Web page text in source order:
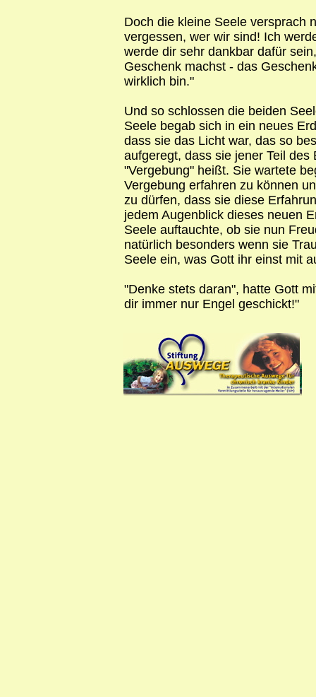
Doch die kleine Seele versprach
vergessen, wer wir sind! Ich
werde dir sehr dankbar dafür
Geschenk machst - das
wirklich bin."
Und so schlossen die beiden
Seele begab sich in ein neues
dass sie das Licht war, das so
aufgeregt, dass sie jener Teil
"Vergebung" heißt. Sie wartete
Vergebung erfahren zu können
zu dürfen, dass sie diese
jedem Augenblick dieses neuen
Seele auftauchte, ob sie nun
natürlich besonders wenn sie
Seele ein, was Gott ihr einst mit
"Denke stets daran", hatte Gott
dir immer nur Engel geschickt!"